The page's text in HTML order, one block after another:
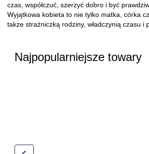
czas, współczuć, szerzyć dobro i być
Wyjątkowa kobieta to nie tylko matka, córka
także strażniczką rodziny, władczynią czasu i
Najpopularniejsze towary